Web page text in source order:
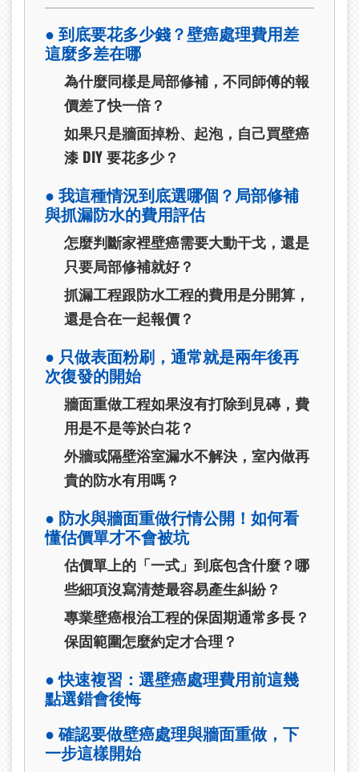
● 到底要花多少錢？壁癌處理費用差
這麼多差在哪
為什麼同樣是局部修補，不同師傅的報
價差了快一倍？
如果只是牆面掉粉、起泡，自己買壁癌
漆 DIY 要花多少？
● 我這種情況到底選哪個？局部修補
與抓漏防水的費用評估
怎麼判斷家裡壁癌需要大動干戈，還是
只要局部修補就好？
抓漏工程跟防水工程的費用是分開算，
還是合在一起報價？
● 只做表面粉刷，通常就是兩年後再
次復發的開始
牆面重做工程如果沒有打除到見磚，費
用是不是等於白花？
外牆或隔壁浴室漏水不解決，室內做再
貴的防水有用嗎？
● 防水與牆面重做行情公開！如何看
懂估價單才不會被坑
估價單上的「一式」到底包含什麼？哪
些細項沒寫清楚最容易產生糾紛？
專業壁癌根治工程的保固期通常多長？
保固範圍怎麼約定才合理？
● 快速複習：選壁癌處理費用前這幾
點選錯會後悔
● 確認要做壁癌處理與牆面重做，下
一步這樣開始